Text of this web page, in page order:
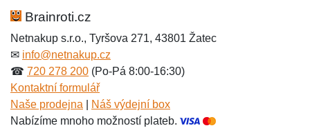
Hodnocení:
Jméno: *
Jméno:
E-mail:*
Brainroti.cz
Netnakup s.r.o., Tyršova 271, 43801 Žatec
✉ info@netnakup.cz
☎ 720 278 200 (Po-Pá 8:00-16:30)
Kontaktní formulář
Naše prodejna
Náš výdejní box
Nabízíme mnoho možností plateb.